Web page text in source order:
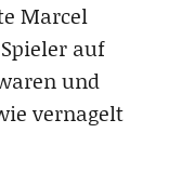
Marcel
auf
und
vernagelt